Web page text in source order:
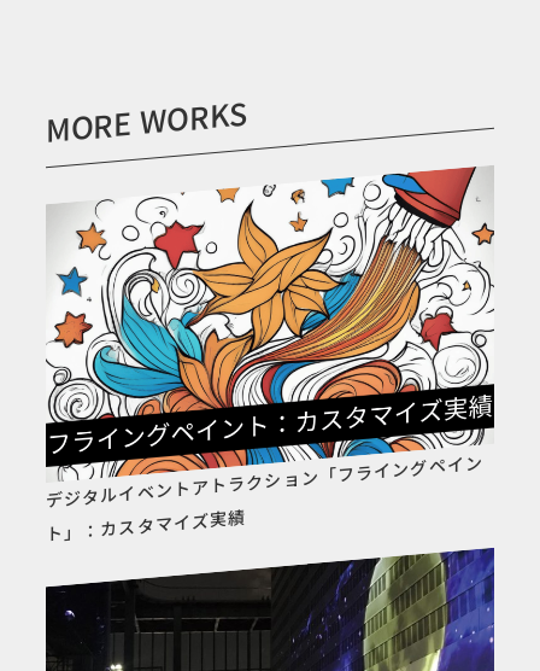
MORE WORKS
デジタルイベントアトラクション「フライングペイン
ト」：カスタマイズ実績